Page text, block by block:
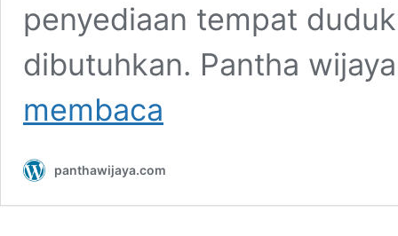
penyediaan tempat
dibutuhkan. Pantha
membaca
Pemakaman
Jabodetabek
panthawijaya.com